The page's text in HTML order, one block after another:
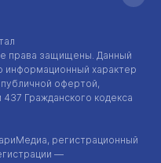
права защищены. Данный
информационный характер
публичной офертой,
Гражданского кодекса
регистрационный
—